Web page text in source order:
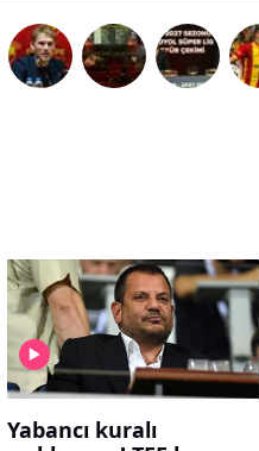
Yabancı kuralı